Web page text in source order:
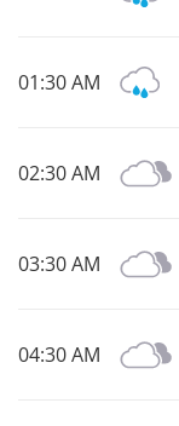
01:30 AM
02:30 AM
03:30 AM
04:30 AM